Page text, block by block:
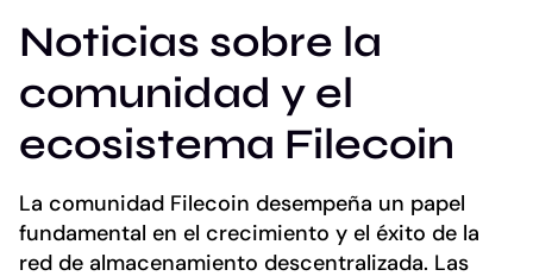
Noticias sobre la
comunidad y el
ecosistema Filecoin
La comunidad Filecoin desempeña un papel
fundamental en el crecimiento y el éxito de la
red de almacenamiento descentralizada. Las